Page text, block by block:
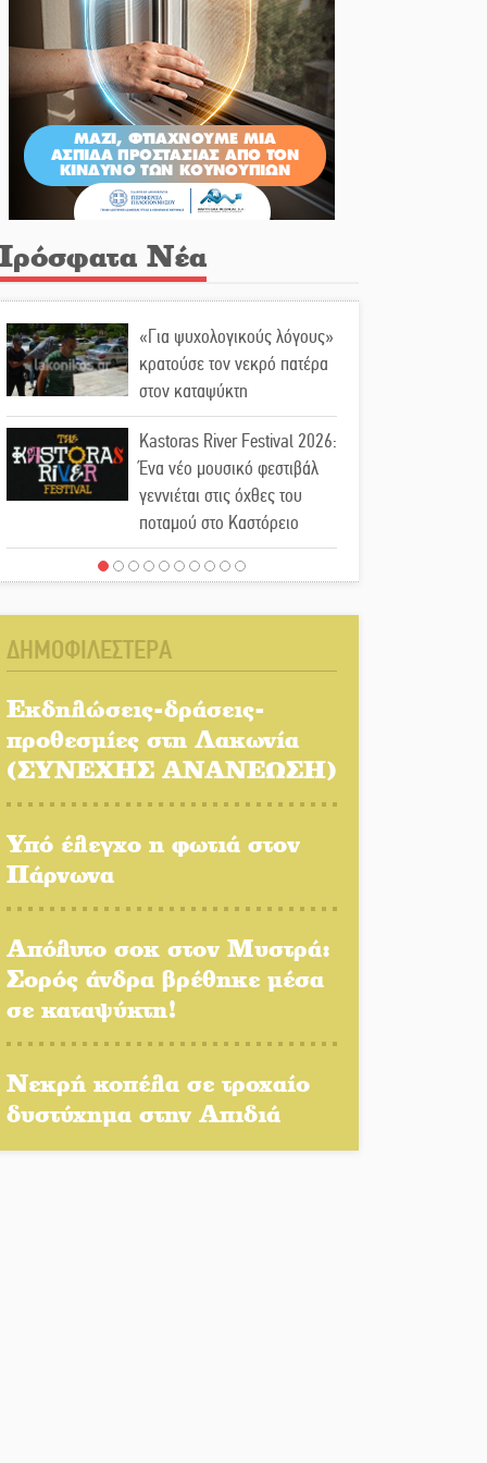
Νέα
«Για ψυχολογικούς λόγους»
κρατούσε τον νεκρό πατέρα
στον καταψύκτη
Kastoras River Festival 2026:
Ένα νέο μουσικό φεστιβάλ
γεννιέται στις όχθες του
ποταμού στο Καστόρειο
Τα ζάρια παίρνουν «φωτιά»
Αυθεντικό γλέντι με «Γιορτή
Βραστού» στη Σοχά
Το τελεφερίκ της
Μονεμβασιάς στο τραπέζι
δίνουν ραντεβού στην
Η Σοχά ετοιμάζεται για ένα
δυναμικό καλοκαιρινό party
Διακοπή μαθημάτων στο
Ματάλειο Κολυμβητήριο την
ΔΗΜΟΦΙΛΕΣΤΕΡΑ
Εκδηλώσεις-δράσεις-
προθεσμίες στη Λακωνία
(ΣΥΝΕΧΗΣ ΑΝΑΝΕΩΣΗ)
Υπό έλεγχο η φωτιά στον
Πάρνωνα
Απόλυτο σοκ στον Μυστρά:
Σορός άνδρα βρέθηκε μέσα
σε καταψύκτη!
Νεκρή κοπέλα σε τροχαίο
δυστύχημα στην Απιδιά